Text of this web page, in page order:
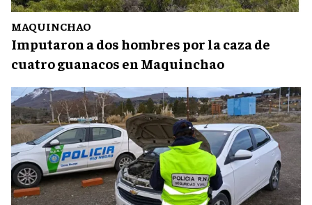
MAQUINCHAO
Imputaron a dos hombres por la caza de
cuatro guanacos en Maquinchao